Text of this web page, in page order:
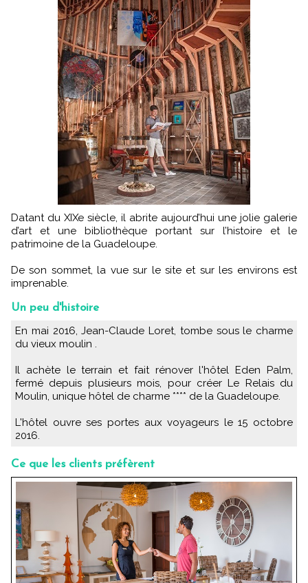
Datant du XIXe siècle, il abrite aujourd’hui une jolie galerie
d’art et une bibliothèque portant sur l’histoire et le
patrimoine de la Guadeloupe.
De son sommet, la vue sur le site et sur les environs est
imprenable.
Un peu d'histoire
En mai 2016, Jean-Claude Loret, tombe sous le charme
du vieux moulin .
Il achète le terrain et fait rénover l'hôtel Eden Palm,
fermé depuis plusieurs mois, pour créer Le Relais du
Moulin, unique hôtel de charme **** de la Guadeloupe.
L'hôtel ouvre ses portes aux voyageurs le 15 octobre
2016.
Ce que les clients préfèrent